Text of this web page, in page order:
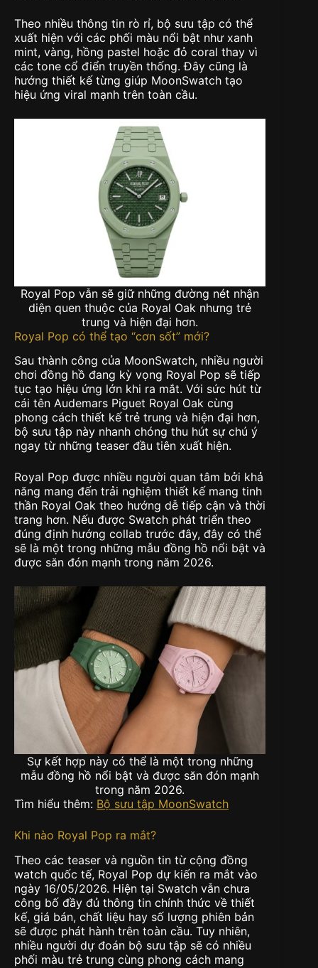
Theo nhiều thông tin rò rỉ, bộ sưu tập có thể
xuất hiện với các phối màu nổi bật như xanh
mint, vàng, hồng pastel hoặc đỏ coral thay vì
các tone cổ điển truyền thống. Đây cũng là
hướng thiết kế từng giúp MoonSwatch tạo
hiệu ứng viral mạnh trên toàn cầu.
Royal Pop vẫn sẽ giữ những đường nét nhận
diện quen thuộc của Royal Oak nhưng trẻ
trung và hiện đại hơn.
Royal Pop có thể tạo “cơn sốt” mới?
Sau thành công của MoonSwatch, nhiều người
chơi đồng hồ đang kỳ vọng Royal Pop sẽ tiếp
tục tạo hiệu ứng lớn khi ra mắt. Với sức hút từ
cái tên Audemars Piguet Royal Oak cùng
phong cách thiết kế trẻ trung và hiện đại hơn,
bộ sưu tập này nhanh chóng thu hút sự chú ý
ngay từ những teaser đầu tiên xuất hiện.
Royal Pop được nhiều người quan tâm bởi khả
năng mang đến trải nghiệm thiết kế mang tinh
thần Royal Oak theo hướng dễ tiếp cận và thời
trang hơn. Nếu được Swatch phát triển theo
đúng định hướng collab trước đây, đây có thể
sẽ là một trong những mẫu đồng hồ nổi bật và
được săn đón mạnh trong năm 2026.
Sự kết hợp này có thể là một trong những
mẫu đồng hồ nổi bật và được săn đón mạnh
trong năm 2026.
Tìm hiểu thêm: Bộ sưu tập MoonSwatch
Khi nào Royal Pop ra mắt?
Theo các teaser và nguồn tin từ cộng đồng
watch quốc tế, Royal Pop dự kiến ra mắt vào
ngày 16/05/2026. Hiện tại Swatch vẫn chưa
công bố đầy đủ thông tin chính thức về thiết
kế, giá bán, chất liệu hay số lượng phiên bản
sẽ được phát hành trên toàn cầu. Tuy nhiên,
nhiều người dự đoán bộ sưu tập sẽ có nhiều
phối màu trẻ trung cùng phong cách mang